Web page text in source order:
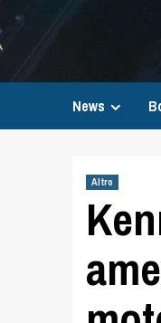
News
Altro